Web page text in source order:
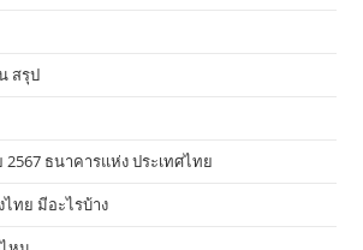
สรุป
ธนาคารแห่ง ประเทศไทย
ไทย มีอะไรบ้าง